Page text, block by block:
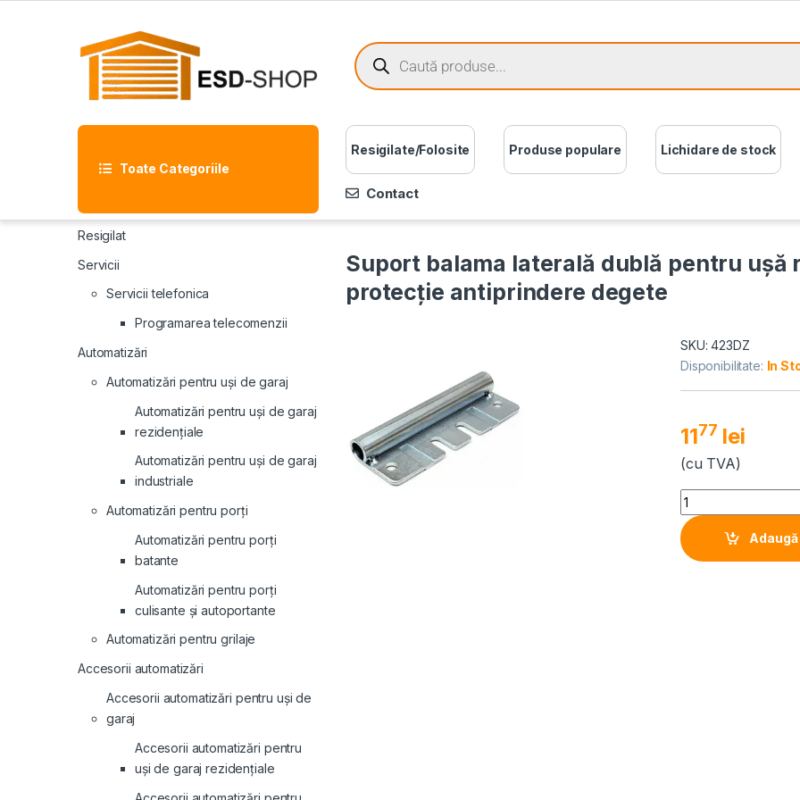
Toate Categoriile
Resigilate/Folosite Produse populare Lichidare de stock
Contact
Suport balama laterală dublă pentru uşă
protecție antiprindere degete
SKU: 423DZ
Disponibilitate: In
1177 lei
(cu TVA)
Quantity
Resigilat
Servicii
Servicii telefonica
Programarea telecomenzii
Automatizări
Automatizări pentru uși de garaj
Automatizări pentru uși de garaj
rezidențiale
Automatizări pentru uși de garaj
industriale
Automatizări pentru porți
Automatizări pentru porți
batante
Automatizări pentru porți
culisante și autoportante
Automatizări pentru grilaje
Accesorii automatizări
Accesorii automatizări pentru uși de
garaj
Accesorii automatizări pentru
uși de garaj rezidențiale